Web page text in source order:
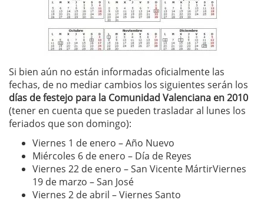
Si bien aún no están informadas oficialmente las
fechas, de no mediar cambios los siguientes serán los
días de festejo para la Comunidad Valenciana en 2010
(tener en cuenta que se pueden trasladar al lunes los
feriados que son domingo):
Viernes 1 de enero – Año Nuevo
Miércoles 6 de enero – Día de Reyes
Viernes 22 de enero – San Vicente MártirViernes
19 de marzo – San José
Viernes 2 de abril – Viernes Santo